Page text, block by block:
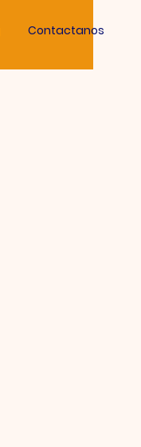
Contactanos